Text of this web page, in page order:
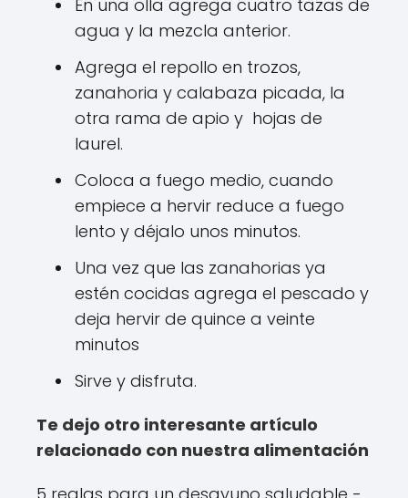
En una olla agrega cuatro tazas de
agua y la mezcla anterior.
Agrega el repollo en trozos,
zanahoria y calabaza picada, la
otra rama de apio y hojas de
laurel.
Coloca a fuego medio, cuando
empiece a hervir reduce a fuego
lento y déjalo unos minutos.
Una vez que las zanahorias ya
estén cocidas agrega el pescado y
deja hervir de quince a veinte
minutos
Sirve y disfruta.
Te dejo otro interesante artículo
relacionado con nuestra alimentación